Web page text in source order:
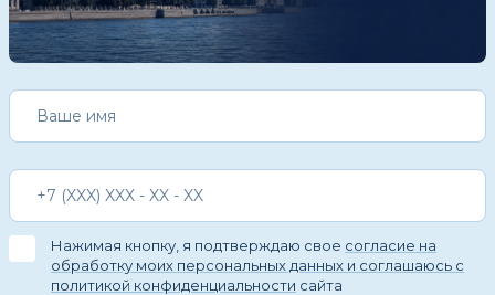
Нажимая кнопку, я подтверждаю свое согласие на
обработку моих персональных данных и соглашаюсь с
политикой конфиденциальности сайта